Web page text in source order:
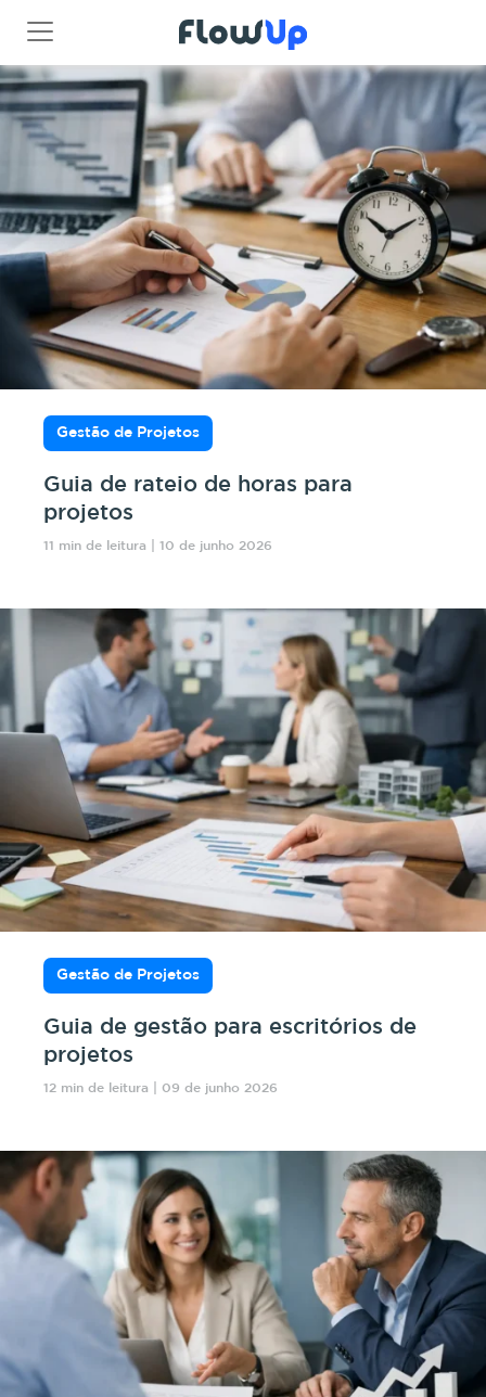
Gestão de Projetos
Guia de rateio de horas para
projetos
11 min de leitura | 10 de junho 2026
Gestão de Projetos
Guia de gestão para escritórios de
projetos
12 min de leitura | 09 de junho 2026